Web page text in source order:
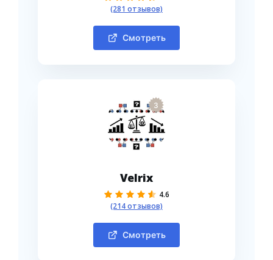
(281 отзывов)
Смотреть
3
Velrix
4.6
(214 отзывов)
Смотреть